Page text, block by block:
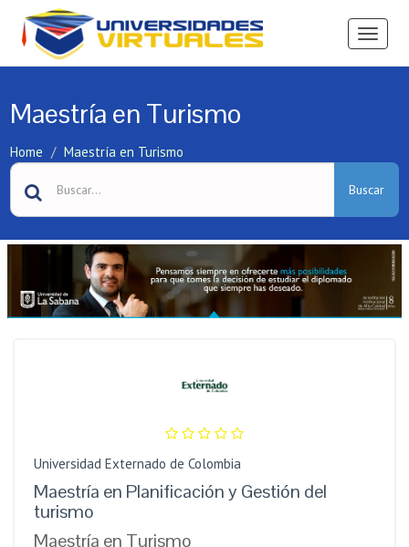
Ver
Maestría en Turismo
Home Maestría en Turismo
Buscar
Universidad Externado de Colombia
Maestría en Planificación y Gestión del
turismo
Maestría en Turismo